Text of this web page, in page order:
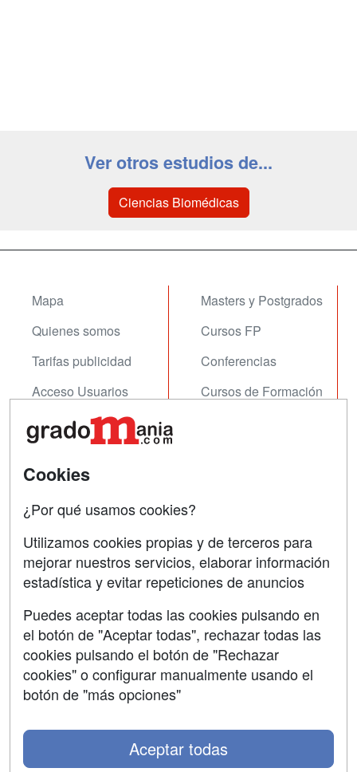
Ver otros estudios de...
Ciencias Biomédicas
Mapa
Quienes somos
Tarifas publicidad
Acceso Usuarios
Acceso Centros
Masters y Postgrados
Cursos FP
Conferencias
Cursos de Formación
Contactar
Copyleft
Grupo formazion:
Cookies
¿Por qué usamos cookies?
Utilizamos cookies propias y de terceros para
mejorar nuestros servicios, elaborar información
estadística y evitar repeticiones de anuncios
Puedes aceptar todas las cookies pulsando en
el botón de "Aceptar todas", rechazar todas las
cookies pulsando el botón de "Rechazar
cookies" o configurar manualmente usando el
botón de "más opciones"
Aceptar todas